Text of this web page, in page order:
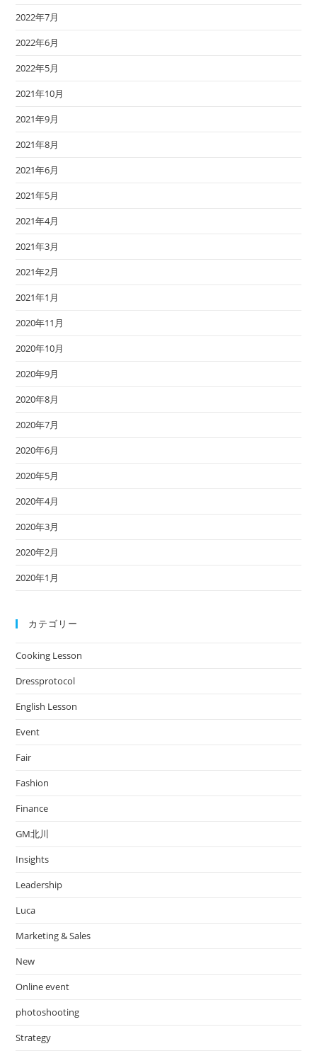
2022年7月
2022年6月
2022年5月
2021年10月
2021年9月
2021年8月
2021年6月
2021年5月
2021年4月
2021年3月
2021年2月
2021年1月
2020年11月
2020年10月
2020年9月
2020年8月
2020年7月
2020年6月
2020年5月
2020年4月
2020年3月
2020年2月
2020年1月
カテゴリー
Cooking Lesson
Dressprotocol
English Lesson
Event
Fair
Fashion
Finance
GM北川
Insights
Leadership
Luca
Marketing & Sales
New
Online event
photoshooting
Strategy